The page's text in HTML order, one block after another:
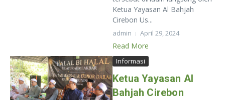
Ketua Yayasan Al Bahjah
Cirebon Us...
admin April 29, 2024
Read More
Informasi
Ketua Yayasan Al
Bahjah Cirebon